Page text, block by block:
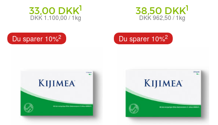
33,00 DKK1
DKK 1.100,00 / 1kg
H&S Tee-Gesellschaft mbH & Co. KG
38,50 DKK1
DKK 962,50 / 1kg
H&S Tee-Gesellschaft mbH & Co. KG
Du sparer 10%2 Du sparer 10%2